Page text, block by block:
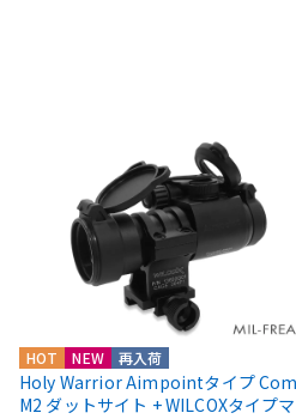
HOT NEW 再入荷
Holy Warrior Aimpointタイプ
M2 ダットサイト + WILCOXタイプ